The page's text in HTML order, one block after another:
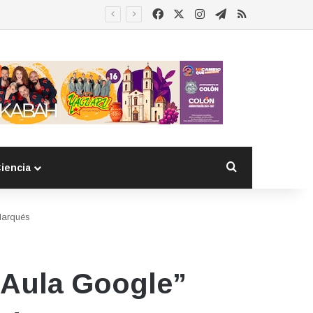
FacebookInstagram
Telegram
RSS
Google”